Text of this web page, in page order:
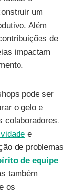
um
Além
de
impactam
pode ser
o gelo e
colaboradores.
e
de problemas
de equipe
também
os